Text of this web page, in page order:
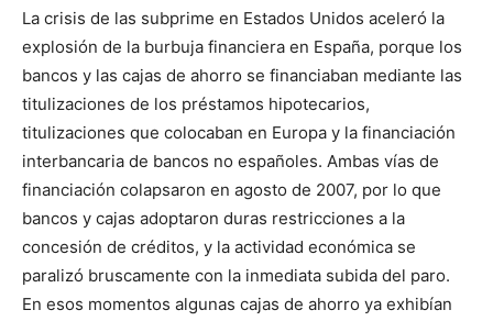
La crisis de las subprime en Estados Unidos aceleró la
explosión de la burbuja financiera en España, porque los
bancos y las cajas de ahorro se financiaban mediante las
titulizaciones de los préstamos hipotecarios,
titulizaciones que colocaban en Europa y la financiación
interbancaria de bancos no españoles. Ambas vías de
financiación colapsaron en agosto de 2007, por lo que
bancos y cajas adoptaron duras restricciones a la
concesión de créditos, y la actividad económica se
paralizó bruscamente con la inmediata subida del paro.
En esos momentos algunas cajas de ahorro ya exhibían